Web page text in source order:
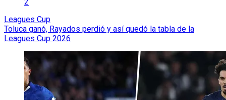
Leagues Cup
Toluca ganó, Rayados perdió y así quedó la tabla de la
Leagues Cup 2026